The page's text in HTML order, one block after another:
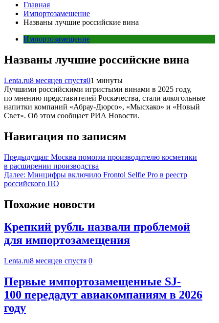
Главная
Импортозамещение
Названы лучшие российские вина
Импортозамещение
Названы лучшие российские вина
Lenta.ru8 месяцев спустя01 минуты
Лучшими российскими игристыми винами в 2025 году,
по мнению представителей Роскачества, стали алкогольные
напитки компаний «Абрау-Дюрсо», «Мысхако» и «Новый
Свет». Об этом сообщает РИА Новости.
Навигация по записям
Предыдущая: Москва помогла производителю косметики
в расширении производства
Далее: Минцифры включило Frontol Selfie Pro в реестр
российского ПО
Похожие новости
Крепкий рубль назвали проблемой
для импортозамещения
Lenta.ru8 месяцев спустя 0
Первые импортозамещенные SJ-
100 передадут авиакомпаниям в 2026
году